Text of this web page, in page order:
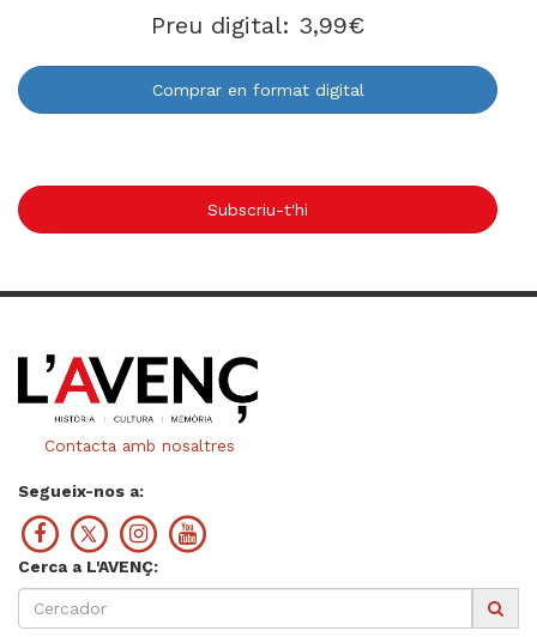
Preu digital: 3,99€
Comprar en format digital
Subscriu-t'hi
Contacta amb nosaltres
Segueix-nos a:
Cerca a L'AVENÇ: